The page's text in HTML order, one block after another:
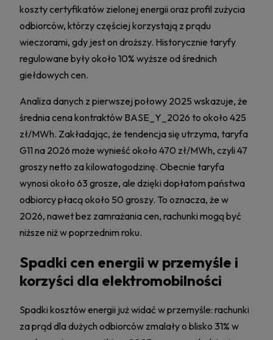
koszty certyfikatów zielonej energii oraz profil zużycia
odbiorców, którzy częściej korzystają z prądu
wieczorami, gdy jest on droższy. Historycznie taryfy
regulowane były około 10% wyższe od średnich
giełdowych cen.
Analiza danych z pierwszej połowy 2025 wskazuje, że
średnia cena kontraktów BASE_Y_2026 to około 425
zł/MWh. Zakładając, że tendencja się utrzyma, taryfa
G11 na 2026 może wynieść około 470 zł/MWh, czyli 47
groszy netto za kilowatogodzinę. Obecnie taryfa
wynosi około 63 grosze, ale dzięki dopłatom państwa
odbiorcy płacą około 50 groszy. To oznacza, że w
2026, nawet bez zamrażania cen, rachunki mogą być
niższe niż w poprzednim roku.
Spadki cen energii w przemyśle i
korzyści dla elektromobilności
Spadki kosztów energii już widać w przemyśle: rachunki
za prąd dla dużych odbiorców zmalały o blisko 31% w